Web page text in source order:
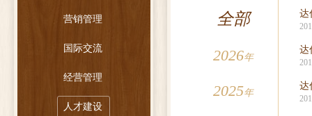
营销管理
国际交流
经营管理
人才建设
全部
2026年
2025年
达
达
达